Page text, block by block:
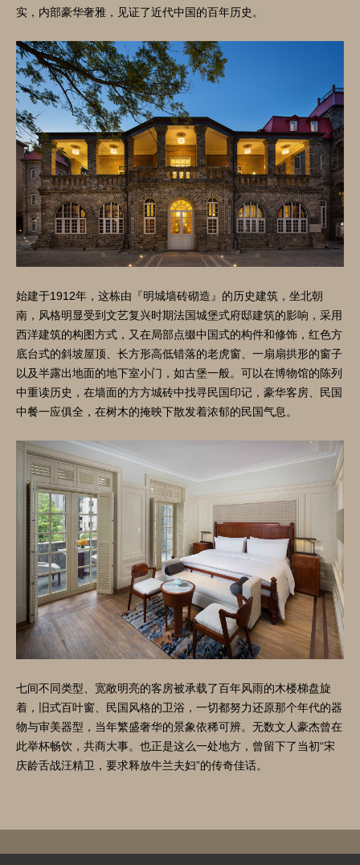
实，内部豪华奢雅，见证了近代中国的百年历史。
始建于1912年，这栋由『明城墙砖砌造』的历史建筑，坐北朝
南，风格明显受到文艺复兴时期法国城堡式府邸建筑的影响，采用
西洋建筑的构图方式，又在局部点缀中国式的构件和修饰，红色方
底台式的斜坡屋顶、长方形高低错落的老虎窗、一扇扇拱形的窗子
以及半露出地面的地下室小门，如古堡一般。可以在博物馆的陈列
中重读历史，在墙面的方方城砖中找寻民国印记，豪华客房、民国
中餐一应俱全，在树木的掩映下散发着浓郁的民国气息。
七间不同类型、宽敞明亮的客房被承载了百年风雨的木楼梯盘旋
着，旧式百叶窗、民国风格的卫浴，一切都努力还原那个年代的器
物与审美器型，当年繁盛奢华的景象依稀可辨。无数文人豪杰曾在
此举杯畅饮，共商大事。也正是这么一处地方，曾留下了当初“宋
庆龄舌战汪精卫，要求释放牛兰夫妇”的传奇佳话。